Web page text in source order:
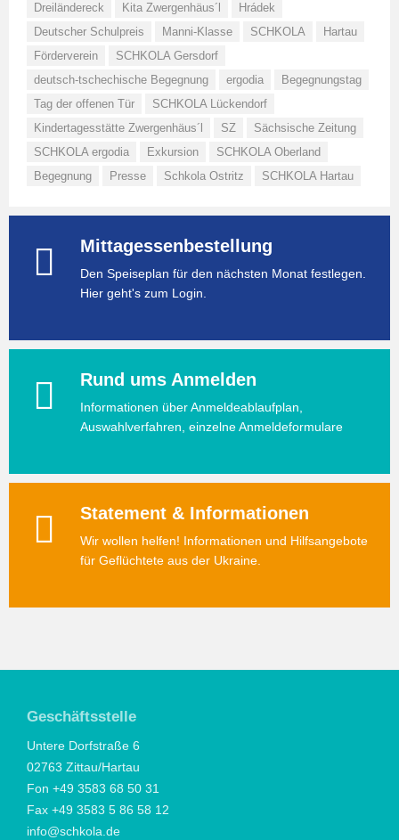
Dreiländereck
Kita Zwergenhäus´l
Hrádek
Deutscher Schulpreis
Manni-Klasse SCHKOLA
Hartau
Förderverein
SCHKOLA Gersdorf
deutsch-tschechische Begegnung
ergodia
Begegnungstag
Tag der offenen Tür
SCHKOLA Lückendorf
Kindertagesstätte Zwergenhäus´l
SZ
Sächsische Zeitung
SCHKOLA ergodia
Exkursion
SCHKOLA Oberland
Begegnung
Presse Schkola Ostritz SCHKOLA Hartau
Mittagessenbestellung
Den Speiseplan für den nächsten Monat festlegen.
Hier geht's zum Login.
Rund ums Anmelden
Informationen über Anmeldeablaufplan,
Auswahlverfahren, einzelne Anmeldeformulare
Statement & Informationen
Wir wollen helfen! Informationen und Hilfsangebote
für Geflüchtete aus der Ukraine.
Geschäftsstelle
Untere Dorfstraße 6
02763 Zittau/Hartau
Fon +49 3583 68 50 31
Fax +49 3583 5 86 58 12
info@schkola.de